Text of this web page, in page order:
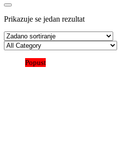
Prikazuje se jedan rezultat
Popust